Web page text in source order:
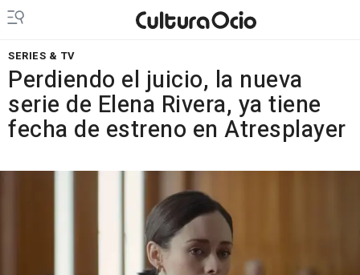
SERIES & TV
Perdiendo el juicio, la nueva
serie de Elena Rivera, ya tiene
fecha de estreno en Atresplayer